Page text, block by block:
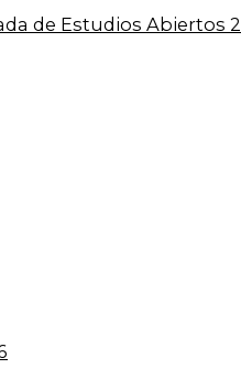
de Estudios Abiertos